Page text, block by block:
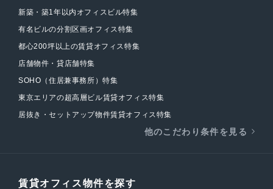
新築・築1年以内オフィスビル特集
有名ビルの分割区画オフィス特集
都心200坪以上の賃貸オフィス特集
店舗物件・貸店舗特集
SOHO（住居兼事務所）特集
東京エリアの超高層ビル賃貸オフィス特集
居抜き・セットアップ物件賃貸オフィス特集
他のこだわり条件を見る
賃貸オフィス物件を探す